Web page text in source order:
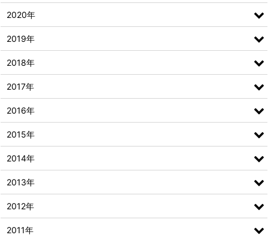
2020年
2019年
2018年
2017年
2016年
2015年
2014年
2013年
2012年
2011年